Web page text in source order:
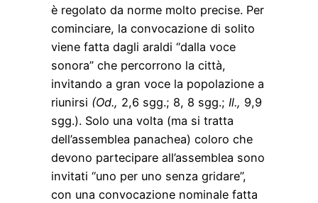
è regolato da norme molto precise. Per
cominciare, la convocazione di solito
viene fatta dagli araldi “dalla voce
sonora” che percorrono la città,
invitando a gran voce la popolazione a
riunirsi (Od., 2,6 sgg.; 8, 8 sgg.; Il., 9,9
sgg.). Solo una volta (ma si tratta
dell’assemblea panachea) coloro che
devono partecipare all’assemblea sono
invitati “uno per uno senza gridare”,
con una convocazione nominale fatta